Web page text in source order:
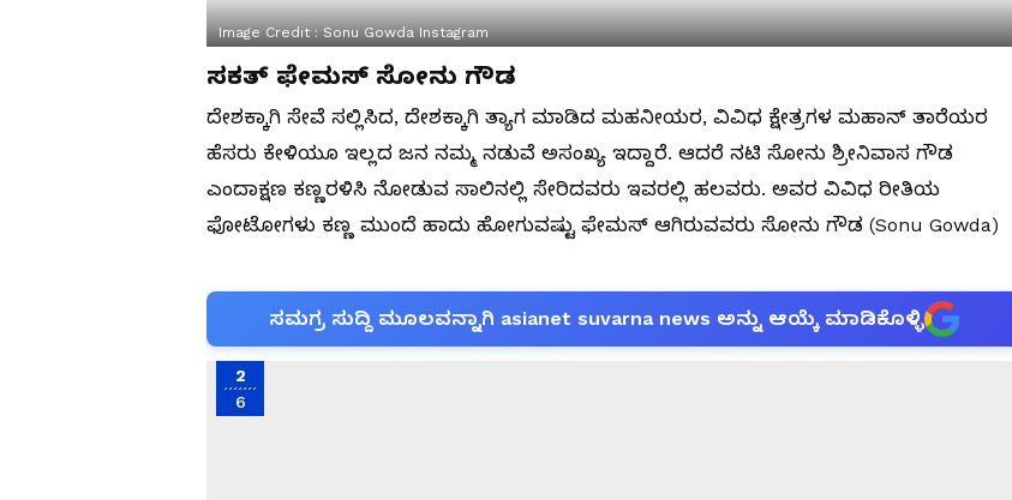
Image Credit :Sonu Gowda Instagram
ಸಕತ್​ ಫೇಮಸ್​ ಸೋನು ಗೌಡ
ದೇಶಕ್ಕಾಗಿ ಸೇವೆ ಸಲ್ಲಿಸಿದ, ದೇಶಕ್ಕಾಗಿ ತ್ಯಾಗ ಮಾಡಿದ ಮಹನೀಯರ, ವಿವಿಧ ಕ್ಷೇತ್ರಗಳ ಮಹಾನ್​ ತಾರೆಯರ
ಹೆಸರು ಕೇಳಿಯೂ ಇಲ್ಲದ ಜನ ನಮ್ಮ ನಡುವೆ ಅಸಂಖ್ಯ ಇದ್ದಾರೆ. ಆದರೆ ನಟಿ ಸೋನು ಶ್ರೀನಿವಾಸ ಗೌಡ
ಎಂದಾಕ್ಷಣ ಕಣ್ಣರಳಿಸಿ ನೋಡುವ ಸಾಲಿನಲ್ಲಿ ಸೇರಿದವರು ಇವರಲ್ಲಿ ಹಲವರು. ಅವರ ವಿವಿಧ ರೀತಿಯ
ಫೋಟೋಗಳು ಕಣ್ಣ ಮುಂದೆ ಹಾದು ಹೋಗುವಷ್ಟು ಫೇಮಸ್​ ಆಗಿರುವವರು ಸೋನು ಗೌಡ (Sonu Gowda)
ಸಮಗ್ರ ಸುದ್ದಿ ಮೂಲವನ್ನಾಗಿ asianet suvarna news ಅನ್ನು ಆಯ್ಕೆ ಮಾಡಿಕೊಳ್ಳಿ
2
6